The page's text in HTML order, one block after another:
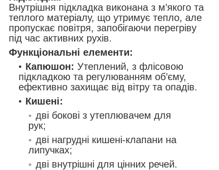
Внутрішня підкладка виконана з м’якого та
теплого матеріалу, що утримує тепло, але
пропускає повітря, запобігаючи перегріву
під час активних рухів.
Функціональні елементи:
Капюшон: Утеплений, з флісовою
підкладкою та регулюванням об’єму,
ефективно захищає від вітру та опадів.
Кишені:
дві бокові з утеплювачем для
рук;
дві нагрудні кишені-клапани на
липучках;
дві внутрішні для цінних речей.